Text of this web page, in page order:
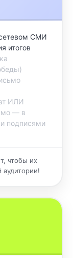
СМИ
итогов
ИЛИ
— в
подписями
чтобы их